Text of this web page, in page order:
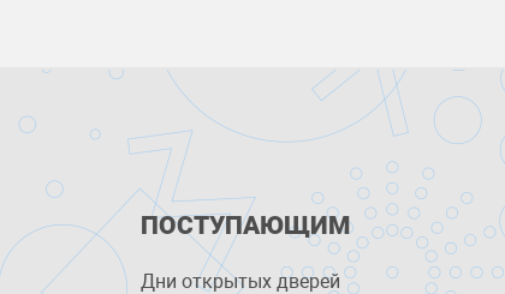
ПОСТУПАЮЩИМ
Дни открытых дверей